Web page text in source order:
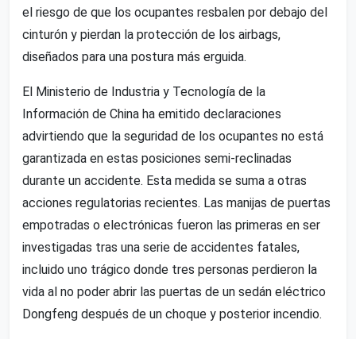
el riesgo de que los ocupantes resbalen por debajo del
cinturón y pierdan la protección de los airbags,
diseñados para una postura más erguida.
El Ministerio de Industria y Tecnología de la
Información de China ha emitido declaraciones
advirtiendo que la seguridad de los ocupantes no está
garantizada en estas posiciones semi-reclinadas
durante un accidente. Esta medida se suma a otras
acciones regulatorias recientes. Las manijas de puertas
empotradas o electrónicas fueron las primeras en ser
investigadas tras una serie de accidentes fatales,
incluido uno trágico donde tres personas perdieron la
vida al no poder abrir las puertas de un sedán eléctrico
Dongfeng después de un choque y posterior incendio.